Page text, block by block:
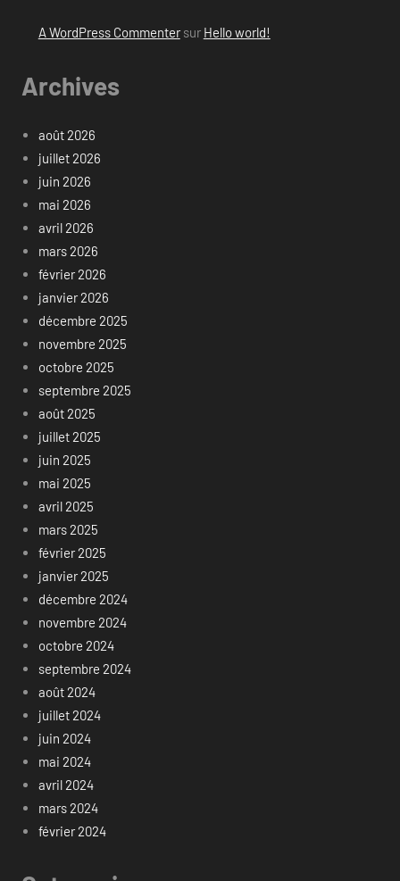
A WordPress Commentersur Hello world!
Archives
août 2026
juillet 2026
juin 2026
mai 2026
avril 2026
mars 2026
février 2026
janvier 2026
décembre 2025
novembre 2025
octobre 2025
septembre 2025
août 2025
juillet 2025
juin 2025
mai 2025
avril 2025
mars 2025
février 2025
janvier 2025
décembre 2024
novembre 2024
octobre 2024
septembre 2024
août 2024
juillet 2024
juin 2024
mai 2024
avril 2024
mars 2024
février 2024